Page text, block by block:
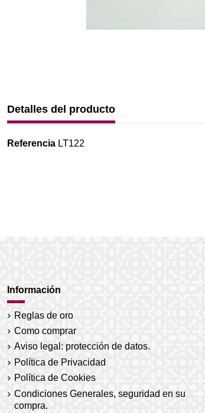
Detalles del producto
Referencia LT122
Información
Reglas de oro
Como comprar
Aviso legal: protección de datos.
Política de Privacidad
Política de Cookies
Condiciones Generales, seguridad en su
compra.